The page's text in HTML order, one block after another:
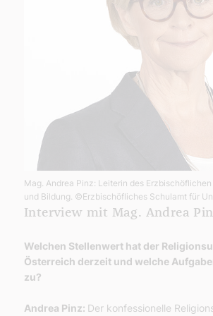
Mag. Andrea Pinz: Leiterin des
und Bildung. ©Erzbischöfliches Schulamt für
Interview mit Mag. Andrea
Welchen Stellenwert hat der
Österreich derzeit und welche
zu?
Andrea Pinz: Der konfessionelle